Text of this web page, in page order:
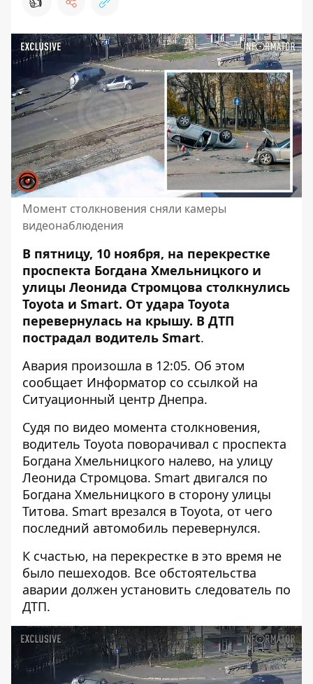
Момент столкновения сняли камеры
видеонаблюдения
В пятницу, 10 ноября, на перекрестке
проспекта Богдана Хмельницкого и
улицы Леонида Стромцова столкнулись
Toyota и Smart. От удара Toyota
перевернулась на крышу. В ДТП
пострадал водитель Smart.
Авария произошла в 12:05. Об этом
сообщает Информатор со ссылкой на
Ситуационный центр Днепра.
Судя по видео момента столкновения,
водитель Toyota поворачивал с проспекта
Богдана Хмельницкого налево, на улицу
Леонида Стромцова. Smart двигался по
Богдана Хмельницкого в сторону улицы
Титова. Smart врезался в Toyota, от чего
последний автомобиль перевернулся.
К счастью, на перекрестке в это время не
было пешеходов. Все обстоятельства
аварии должен установить следователь по
ДТП.